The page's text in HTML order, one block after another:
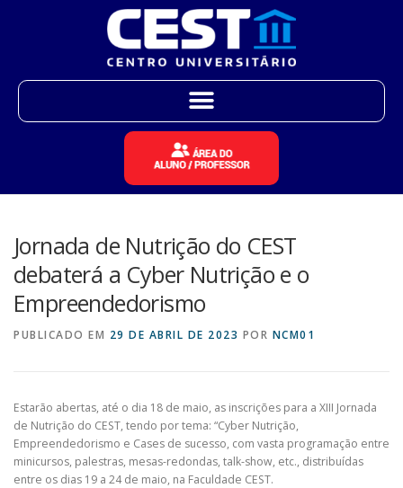
Jornada de Nutrição do CEST
debaterá a Cyber Nutrição e o
Empreendedorismo
PUBLICADO EM 29 DE ABRIL DE 2023 POR NCM01
Estarão abertas, até o dia 18 de maio, as inscrições para a XIII Jornada
de Nutrição do CEST, tendo por tema: “Cyber Nutrição,
Empreendedorismo e Cases de sucesso, com vasta programação entre
minicursos, palestras, mesas-redondas, talk-show, etc., distribuídas
entre os dias 19 a 24 de maio, na Faculdade CEST.